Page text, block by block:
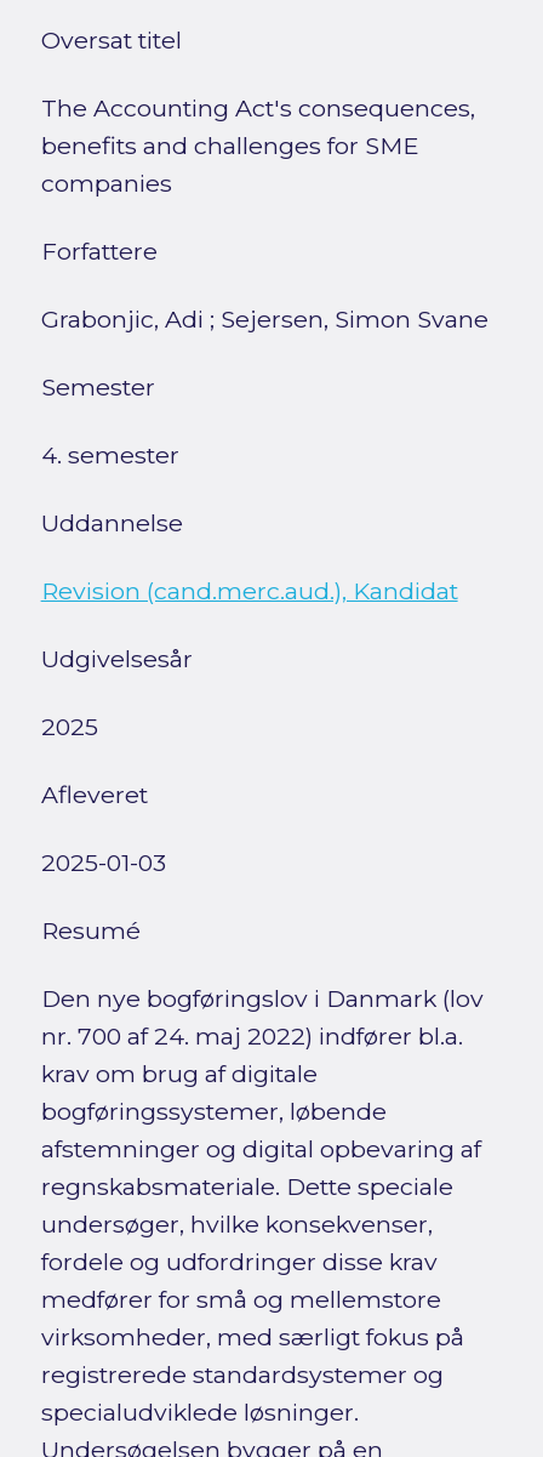
Oversat titel
The Accounting Act's consequences,
benefits and challenges for SME
companies
Forfattere
Grabonjic, Adi ; Sejersen, Simon Svane
Semester
4. semester
Uddannelse
Revision (cand.merc.aud.), Kandidat
Udgivelsesår
2025
Afleveret
2025-01-03
Resumé
Den nye bogføringslov i Danmark (lov
nr. 700 af 24. maj 2022) indfører bl.a.
krav om brug af digitale
bogføringssystemer, løbende
afstemninger og digital opbevaring af
regnskabsmateriale. Dette speciale
undersøger, hvilke konsekvenser,
fordele og udfordringer disse krav
medfører for små og mellemstore
virksomheder, med særligt fokus på
registrerede standardsystemer og
specialudviklede løsninger.
Undersøgelsen bygger på en